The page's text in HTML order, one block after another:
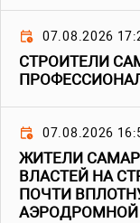
07.08.2026
СТРОИТЕЛИ
07.08.2026
ЖИТЕЛИ
ВЛАСТЕЙ НА
ПОЧТИ
АЭРОДРОМНОЙ